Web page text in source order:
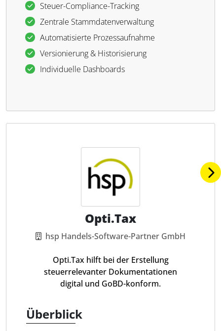
Steuer-Compliance-Tracking
Zentrale Stammdatenverwaltung
Automatisierte Prozessaufnahme
Versionierung & Historisierung
Individuelle Dashboards
Opti.Tax
hsp Handels-Software-Partner GmbH
Opti.Tax hilft bei der Erstellung
steuerrelevanter Dokumentationen
digital und GoBD-konform.
Überblick